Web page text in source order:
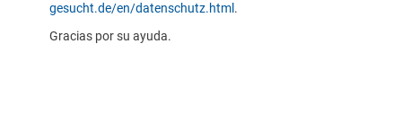
gesucht.de/en/datenschutz.html .
Gracias por su ayuda.